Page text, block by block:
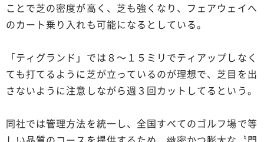
ことで芝の密度が高く、芝も強くなり、フェアウェイへ
のカート乗り入れも可能になるとしている。
「ティグランド」では８～１５ミリでティアップしなく
ても打てるように芝が立っているのが理想で、芝目を出
さないように注意しながら週３回カットしてるという。
同社では管理方法を統一し、全国すべてのゴルフ場で等